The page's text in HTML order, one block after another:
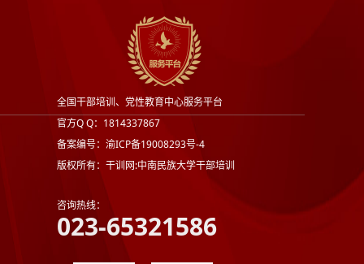
全国干部培训、党性教育中心服务平台
官方Q Q：1814337867
备案编号：渝ICP备19008293号-4
版权所有：干训网:中南民族大学干部培训
咨询热线：
023-65321586